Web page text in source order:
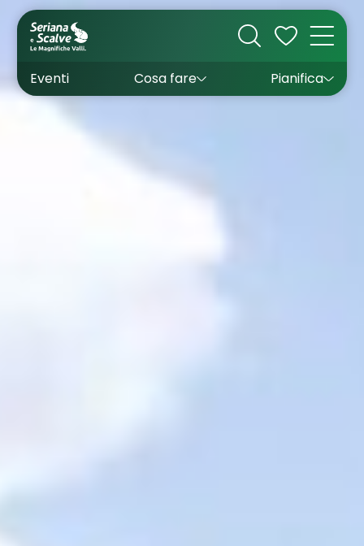
Eventi Cosa fare
Cultura
Outdoor
Esperienze
Pianifica
Dove dormire
Come arrivare
Come muoversi
Wishlist
Uffici turistici